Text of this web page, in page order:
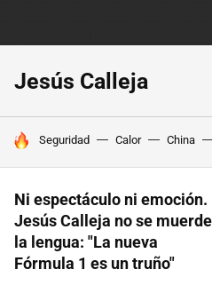
Jesús Calleja
HOY SE HABLA DE
Seguridad Calor China
Ni espectáculo ni emoción.
Jesús Calleja no se muerde
la lengua: "La nueva
Fórmula 1 es un truño"